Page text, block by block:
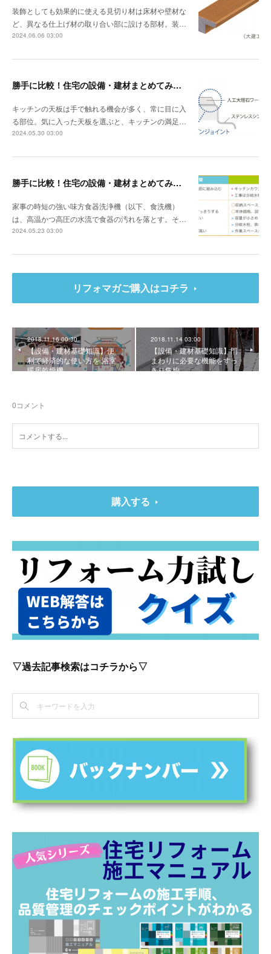
装飾としても効果的に使える見切り材は床材や壁材な
ど、異なる仕上げ材の取り合い部に設ける部材。装…
2024.06.06 03:00
勝手に比較！住宅の設備・建材まとめてみました！～キッチン天板の素材編
キッチンの天板は手で触れる機会が多く、常に目に入
る部位。気に入った天板を選ぶと、キッチンの満足…
2024.05.30 03:00
勝手に比較！住宅の設備・建材まとめてみました！～食器洗浄機編
家事の時短の強い味方食器洗浄機（以下、食洗機）
は、高温かつ高圧の水流で食器の汚れを落とす。そ…
2024.05.23 03:00
リフォマガご購入はコチラ
2018.11.16 00:30
【設備・建材基礎知識】便
利で経済的な使い方を 浴室
暖房乾燥機
2018.11.14 03:00
【設備・建材基礎知識】門
まわりに必要な機能をすっ
きり集約
0コメント
購入する
▽過去記事検索はコチラから▽